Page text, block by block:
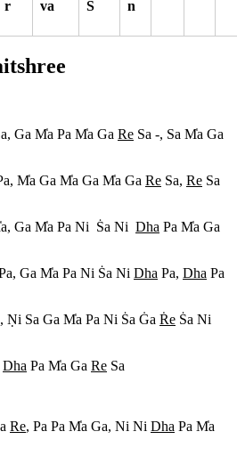
r va S n
Ga Ma Pa Ma Ga Re Sa -, Sa Ma Ga
Ma Ga Ma Ga Ma Ga Re Sa, Re Sa
a, Ga Ma Pa Ni Sa Ni Dha Pa Ma Ga
Ga Ma Pa Ni Sa Ni Dha Pa, Dha Pa
Ni Sa Ga Ma Pa Ni Sa Ga Re Sa Ni
Dha Pa Ma Ga Re Sa
Re, Pa Pa Ma Ga, Ni Ni Dha Pa Ma